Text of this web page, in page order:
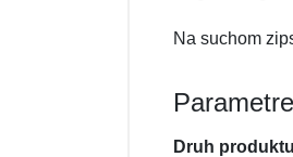
Na suchom
Parametre
Druh produktu